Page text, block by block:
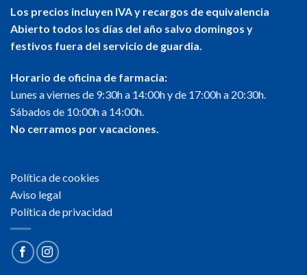
Los precios incluyen IVA y recargos de equivalencia
Abierto todos los días del año salvo domingos y
festivos fuera del servicio de guardia.
Horario de oficina de farmacia:
Lunes a viernes de 9:30h a 14:00h y de 17:00h a 20:30h.
Sábados de 10:00h a 14:00h.
No cerramos por vacaciones.
Política de cookies
Aviso legal
Política de privacidad